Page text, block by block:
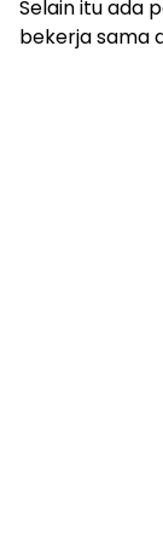
Selain itu ada
bekerja sama